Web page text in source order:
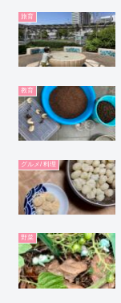
旅育
教育
グルメ/ 料理
野菜